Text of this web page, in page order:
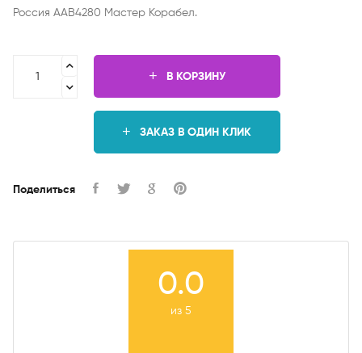
Россия AAB4280 Мастер Корабел.
В КОРЗИНУ
ЗАКАЗ В ОДИН КЛИК
Поделиться
0.0
из 5